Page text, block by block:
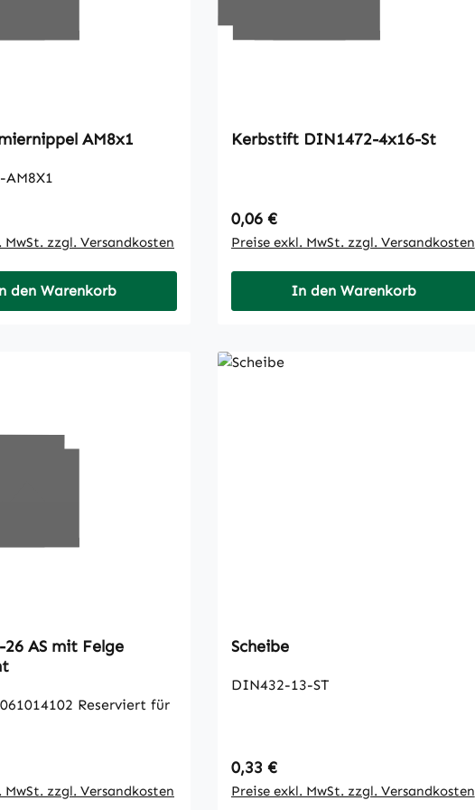
Kegelschmiernippel AM8x1
MwSt. zzgl. Versandkosten
den Warenkorb
Kerbstift DIN1472-4x16-St
Regulärer Preis:
0,06 €
Preise exkl. MwSt. zzgl. Versandkosten
In den Warenkorb
26 AS mit Felge
Reserviert für
MwSt. zzgl. Versandkosten
Scheibe
DIN432-13-ST
Regulärer Preis:
0,33 €
Preise exkl. MwSt. zzgl. Versandkosten